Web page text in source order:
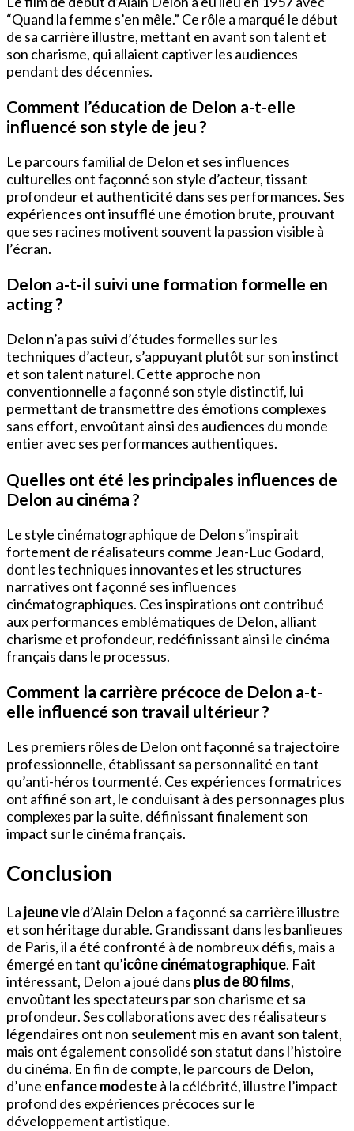
“Quand la femme s’en mêle.” Ce rôle a marqué le début
de sa carrière illustre, mettant en avant son talent et
son charisme, qui allaient captiver les audiences
pendant des décennies.
Comment l’éducation de Delon a-t-elle
influencé son style de jeu ?
Le parcours familial de Delon et ses influences
culturelles ont façonné son style d’acteur, tissant
profondeur et authenticité dans ses performances. Ses
expériences ont insufflé une émotion brute, prouvant
que ses racines motivent souvent la passion visible à
l’écran.
Delon a-t-il suivi une formation formelle en
acting ?
Delon n’a pas suivi d’études formelles sur les
techniques d’acteur, s’appuyant plutôt sur son instinct
et son talent naturel. Cette approche non
conventionnelle a façonné son style distinctif, lui
permettant de transmettre des émotions complexes
sans effort, envoûtant ainsi des audiences du monde
entier avec ses performances authentiques.
Quelles ont été les principales influences de
Delon au cinéma ?
Le style cinématographique de Delon s’inspirait
fortement de réalisateurs comme Jean-Luc Godard,
dont les techniques innovantes et les structures
narratives ont façonné ses influences
cinématographiques. Ces inspirations ont contribué
aux performances emblématiques de Delon, alliant
charisme et profondeur, redéfinissant ainsi le cinéma
français dans le processus.
Comment la carrière précoce de Delon a-t-
elle influencé son travail ultérieur ?
Les premiers rôles de Delon ont façonné sa trajectoire
professionnelle, établissant sa personnalité en tant
qu’anti-héros tourmenté. Ces expériences formatrices
ont affiné son art, le conduisant à des personnages plus
complexes par la suite, définissant finalement son
impact sur le cinéma français.
Conclusion
La jeune vied’Alain Delon a façonné sa carrière illustre
et son héritage durable. Grandissant dans les banlieues
de Paris, il a été confronté à de nombreux défis, mais a
émergé en tant qu’icône cinématographique. Fait
intéressant, Delon a joué dans plus de 80 films,
envoûtant les spectateurs par son charisme et sa
profondeur. Ses collaborations avec des réalisateurs
légendaires ont non seulement mis en avant son talent,
mais ont également consolidé son statut dans l’histoire
du cinéma. En fin de compte, le parcours de Delon,
d’une enfance modesteà la célébrité, illustre l’impact
profond des expériences précoces sur le
développement artistique.